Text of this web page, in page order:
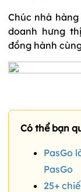
Chúc nhà
doanh hưng
đồng hành
Có thể bạn
PasGo
PasGo
25+